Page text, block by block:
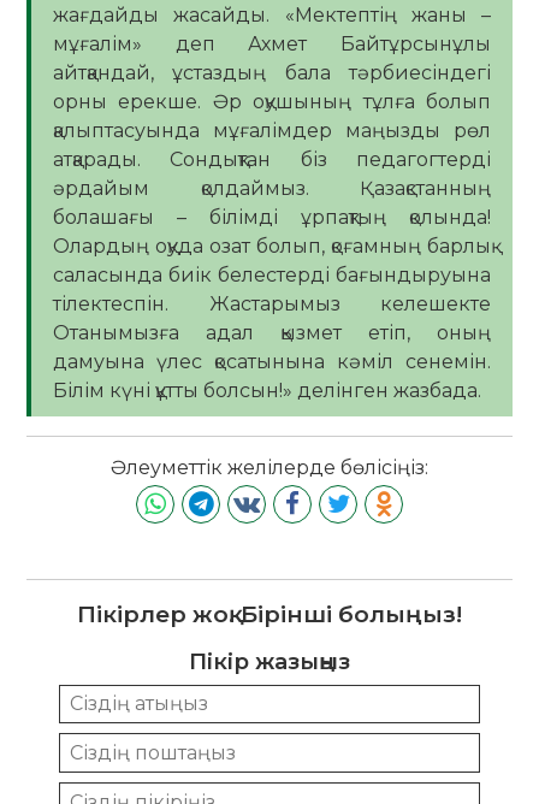
жағдайды жасайды. «Мектептің жаны –
мұғалім» деп Ахмет Байтұрсынұлы
айтқандай, ұстаздың бала тәрбиесіндегі
орны ерекше. Әр оқушының тұлға болып
қалыптасуында мұғалімдер маңызды рөл
атқарады. Сондықтан біз педагогтерді
әрдайым қолдаймыз. Қазақстанның
болашағы – білімді ұрпақтың қолында!
Олардың оқуда озат болып, қоғамның барлық
саласында биік белестерді бағындыруына
тілектеспін. Жастарымыз келешекте
Отанымызға адал қызмет етіп, оның
дамуына үлес қосатынына кәміл сенемін.
Білім күні құтты болсын!» делінген жазбада.
Әлеуметтік желілерде бөлісіңіз:
Пікірлер жоқ. Бірінші болыңыз!
Пікір жазыңыз